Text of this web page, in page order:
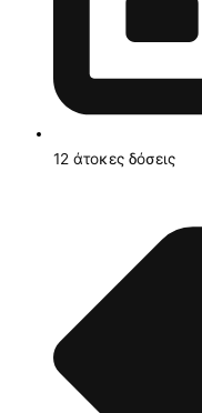
12 άτοκες δόσεις